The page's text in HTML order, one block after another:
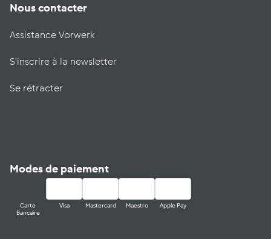
Nous contacter
Assistance Vorwerk
S'inscrire à la newsletter
Se rétracter
Modes de paiement
Carte
Bancaire
Visa Mastercard Maestro Apple Pay